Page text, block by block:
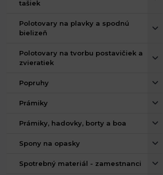
tašiek
Polotovary na plavky a spodnú
bielizeň
Polotovary na tvorbu postavičiek a
zvieratiek
Popruhy
Prámiky
Prámiky, hadovky, borty a boa
Spony na opasky
Spotrebný materiál - zamestnanci